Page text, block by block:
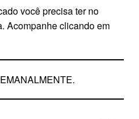
você precisa ter no
Acompanhe clicando em